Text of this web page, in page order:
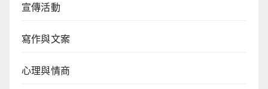
宣傳活動
寫作與文案
心理與情商